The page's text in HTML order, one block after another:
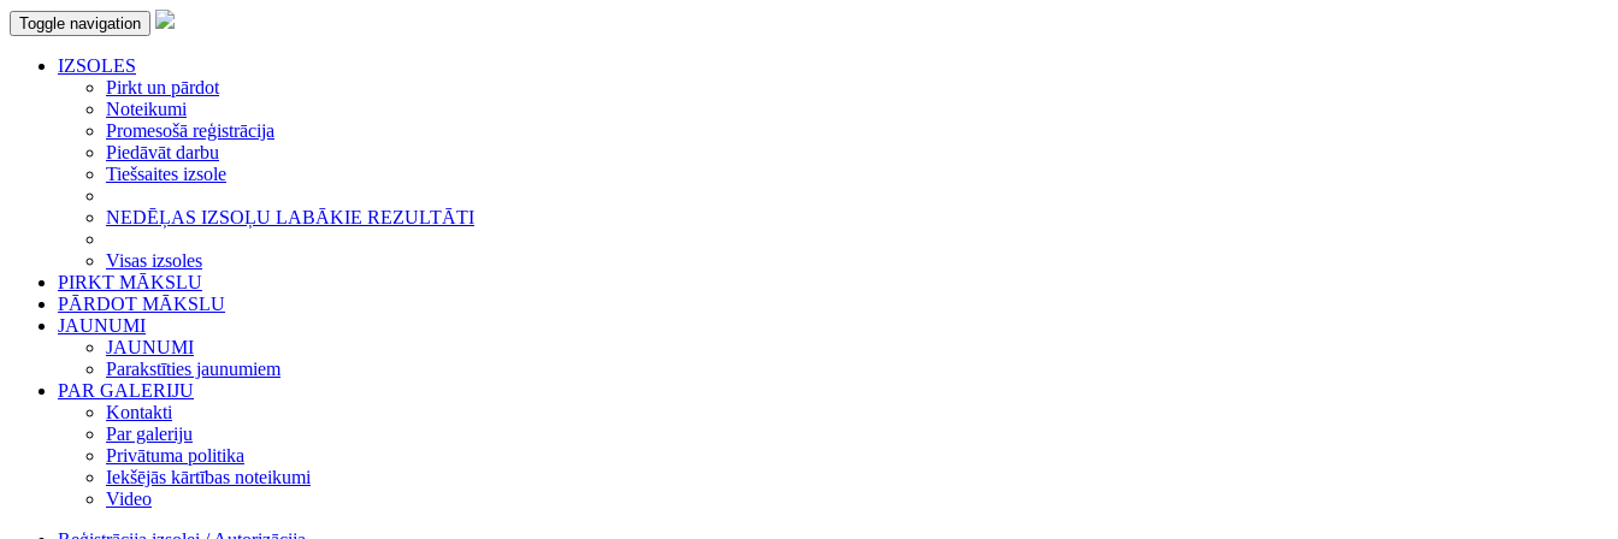
Toggle navigation
IZSOLES
Pirkt un pārdot
Noteikumi
Promesošā reģistrācija
Piedāvāt darbu
Tiešsaites izsole
NEDĒĻAS IZSOĻU LABĀKIE REZULTĀTI
Visas izsoles
PIRKT MĀKSLU
PĀRDOT MĀKSLU
JAUNUMI
JAUNUMI
Parakstīties jaunumiem
PAR GALERIJU
Kontakti
Par galeriju
Privātuma politika
Iekšējās kārtības noteikumi
Video